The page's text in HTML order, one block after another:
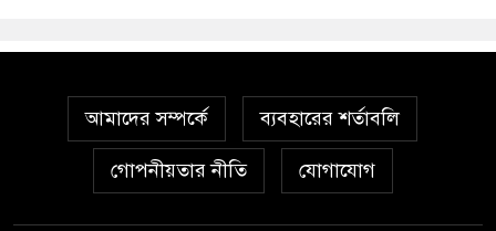
আমাদের সম্পর্কে ব্যবহারের শর্তাবলি
গোপনীয়তার নীতি যোগাযোগ